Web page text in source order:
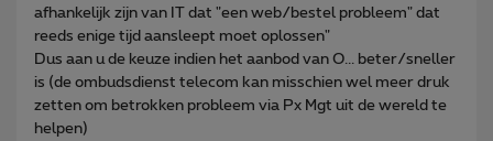
afhankelijk zijn van IT dat "een web/bestel probleem" dat
reeds enige tijd aansleept moet oplossen"
Dus aan u de keuze indien het aanbod van O... beter/sneller
is (de ombudsdienst telecom kan misschien wel meer druk
zetten om betrokken probleem via Px Mgt uit de wereld te
helpen)